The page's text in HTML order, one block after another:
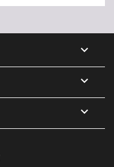


